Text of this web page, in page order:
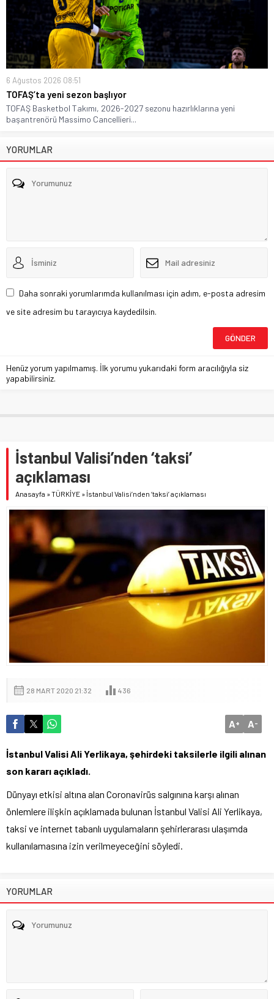
6 Ağustos 2026 08:51
TOFAŞ’ta yeni sezon başlıyor
TOFAŞ Basketbol Takımı, 2026-2027 sezonu hazırlıklarına yeni
başantrenörü Massimo Cancellieri...
YORUMLAR
Daha sonraki yorumlarımda kullanılması için adım, e-posta adresim
ve site adresim bu tarayıcıya kaydedilsin.
Henüz yorum yapılmamış. İlk yorumu yukarıdaki form aracılığıyla siz
yapabilirsiniz.
İstanbul Valisi’nden ‘taksi’
açıklaması
Anasayfa »TÜRKİYE » İstanbul Valisi’nden ‘taksi’ açıklaması
28 MART 2020 21:32 436
A+ A-
İstanbul Valisi Ali Yerlikaya, şehirdeki taksilerle ilgili alınan
son kararı açıkladı.
Dünyayı etkisi altına alan Coronavirüs salgınına karşı alınan
önlemlere ilişkin açıklamada bulunan İstanbul Valisi Ali Yerlikaya,
taksi ve internet tabanlı uygulamaların şehirlerarası ulaşımda
kullanılamasına izin verilmeyeceğini söyledi.
YORUMLAR